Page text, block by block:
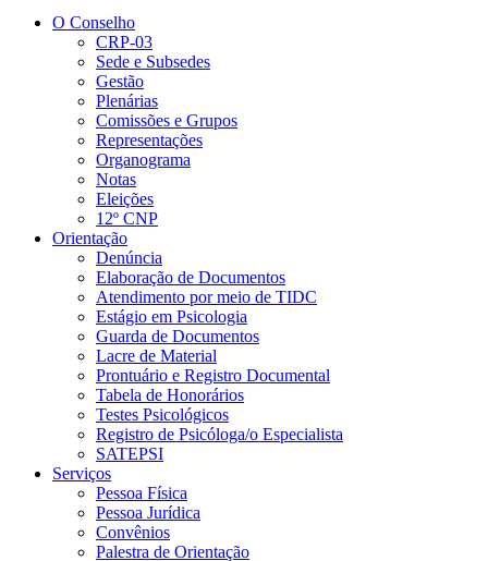
O Conselho
CRP-03
Sede e Subsedes
Gestão
Plenárias
Comissões e Grupos
Representações
Organograma
Notas
Eleições
12º CNP
Orientação
Denúncia
Elaboração de Documentos
Atendimento por meio de TIDC
Estágio em Psicologia
Guarda de Documentos
Lacre de Material
Prontuário e Registro Documental
Tabela de Honorários
Testes Psicológicos
Registro de Psicóloga/o Especialista
SATEPSI
Serviços
Pessoa Física
Pessoa Jurídica
Convênios
Palestra de Orientação